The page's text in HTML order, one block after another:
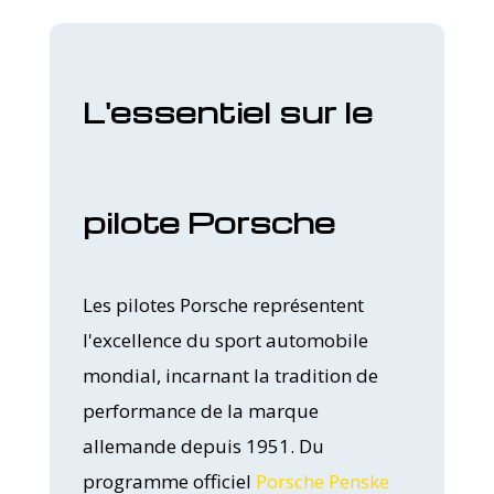
L'essentiel sur le
pilote Porsche
Les pilotes Porsche représentent
l'excellence du sport automobile
mondial, incarnant la tradition de
performance de la marque
allemande depuis 1951. Du
programme officiel Porsche Penske